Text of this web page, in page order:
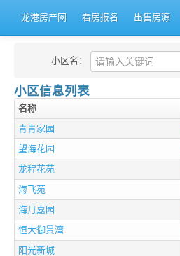
龙港房产网 看房报名 出售房源
小区名：
小区信息列表
名称
青青家园
望海花园
龙程花苑
海飞苑
海月嘉园
恒大御景湾
阳光新城